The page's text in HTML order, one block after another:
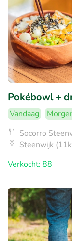
Pokébowl +
Vandaag
Socorro
Steenwijk
Verkocht: 88